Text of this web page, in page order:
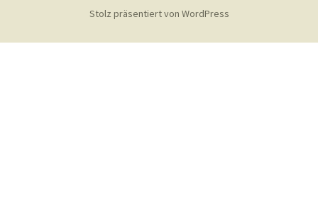
Stolz präsentiert von WordPress